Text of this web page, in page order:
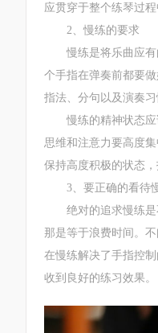
应贯穿于整个练琴过程
2、慢练的要求
慢练是将乐曲应有
个手指在弹奏前都要
指法、分句以及演奏
慢练的精神状态应
思维和注意力要高度
保持高度积极的状态
3、要正确的看待
绝对的追求慢练是不
那是等于浪费时间。
在慢练解决了手指控
收到良好的练习效果。